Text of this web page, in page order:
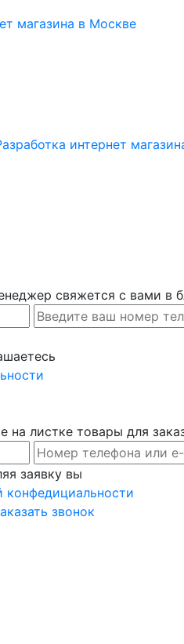
свяжется с вами в
на листке товары для
заявку вы
конфедициальности
звонок